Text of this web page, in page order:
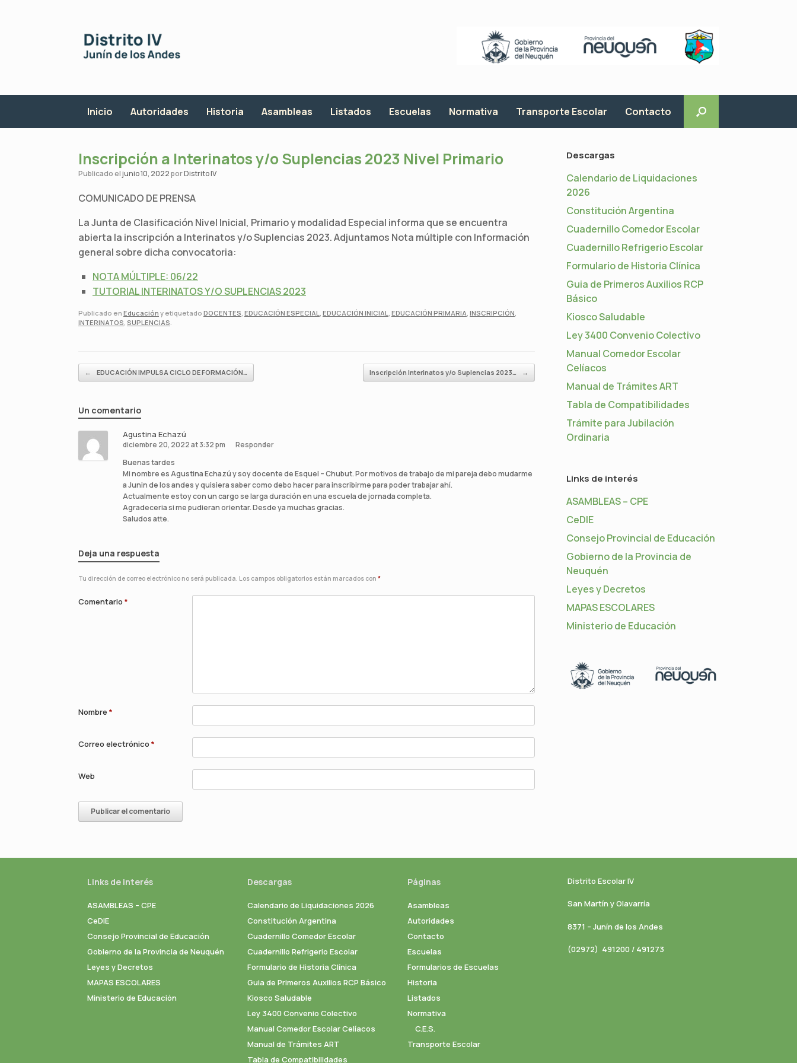
Inicio Autoridades Historia Asambleas Listados Escuelas Normativa Transporte Escolar Contacto
Inscripción a Interinatos y/o Suplencias 2023 Nivel Primario
Publicado eljunio 10, 2022porDistrito IV
COMUNICADO DE PRENSA
La Junta de Clasificación Nivel Inicial, Primario y modalidad Especial informa que se encuentra
abierta la inscripción a Interinatos y/o Suplencias 2023. Adjuntamos Nota múltiple con Información
general sobre dicha convocatoria:
NOTA MÚLTIPLE: 06/22
TUTORIAL INTERINATOS Y/O SUPLENCIAS 2023
Publicado en Educación y etiquetado DOCENTES, EDUCACIÓN ESPECIAL, EDUCACIÓN INICIAL, EDUCACIÓN PRIMARIA, INSCRIPCIÓN,
INTERINATOS, SUPLENCIAS.
Navegador de artículos
← EDUCACIÓN IMPULSA CICLO DE FORMACIÓN… Inscripción Interinatos y/o Suplencias 2023… →
Un comentario
Agustina Echazú
diciembre 20, 2022 at 3:32 pm Responder
Buenas tardes
Mi nombre es Agustina Echazú y soy docente de Esquel – Chubut. Por motivos de trabajo de mi pareja debo mudarme
a Junin de los andes y quisiera saber como debo hacer para inscribirme para poder trabajar ahí.
Actualmente estoy con un cargo se larga duración en una escuela de jornada completa.
Agradeceria si me pudieran orientar. Desde ya muchas gracias.
Saludos atte.
Deja una respuesta
Tu dirección de correo electrónico no será publicada. Los campos obligatorios están marcados con *
Comentario *
Nombre *
Correo electrónico *
Web
Descargas
Calendario de Liquidaciones
2026
Constitución Argentina
Cuadernillo Comedor Escolar
Cuadernillo Refrigerio Escolar
Formulario de Historia Clínica
Guia de Primeros Auxilios RCP
Básico
Kiosco Saludable
Ley 3400 Convenio Colectivo
Manual Comedor Escolar
Celíacos
Manual de Trámites ART
Tabla de Compatibilidades
Trámite para Jubilación
Ordinaria
Links de interés
ASAMBLEAS – CPE
CeDIE
Consejo Provincial de Educación
Gobierno de la Provincia de
Neuquén
Leyes y Decretos
MAPAS ESCOLARES
Ministerio de Educación
Links de interés
ASAMBLEAS – CPE
CeDIE
Consejo Provincial de Educación
Gobierno de la Provincia de Neuquén
Leyes y Decretos
MAPAS ESCOLARES
Ministerio de Educación
Descargas
Calendario de Liquidaciones 2026
Constitución Argentina
Cuadernillo Comedor Escolar
Cuadernillo Refrigerio Escolar
Formulario de Historia Clínica
Guia de Primeros Auxilios RCP Básico
Kiosco Saludable
Ley 3400 Convenio Colectivo
Manual Comedor Escolar Celíacos
Manual de Trámites ART
Tabla de Compatibilidades
Páginas
Asambleas
Autoridades
Contacto
Escuelas
Formularios de Escuelas
Historia
Listados
Normativa
C.E.S.
Transporte Escolar
Distrito Escolar IV
San Martín y Olavarría
8371 – Junín de los Andes
(02972) 491200 / 491273